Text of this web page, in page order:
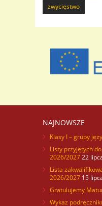
zwycięstwo
NAJNOWSZE
Klasy I – grupy
Listy przyjętych
2026/202722
Lista
2026/2027 15
Gratulujemy
Wykaz